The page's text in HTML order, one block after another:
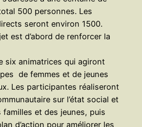
500 personnes. Les
seront environ 1500.
est d’abord de renforcer la
animatrices qui agiront
de femmes et de jeunes
Les participantes réaliseront
sur l’état social et
familles et des jeunes, puis
d’action pour améliorer les